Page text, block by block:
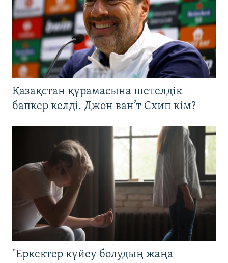
Қазақстан құрамасына шетелдік
бапкер келді. Джон ван’т Схип кім?
"Еркектер күйеу болудың жаңа